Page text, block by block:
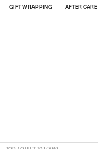
GIFT WRAPPING AFTER CARE
상